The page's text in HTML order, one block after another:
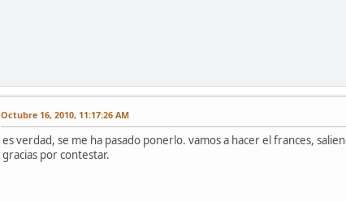
Octubre 16, 2010, 11:17:26 AM
es verdad, se me ha pasado ponerlo. vamos a hacer el frances,
gracias por contestar.